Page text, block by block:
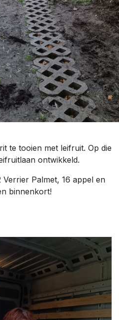
te tooien met leifruit. Op die
ontwikkeld.
Palmet, 16 appel en
binnenkort!